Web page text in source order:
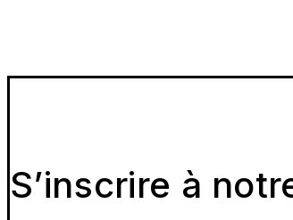
S’inscrire à